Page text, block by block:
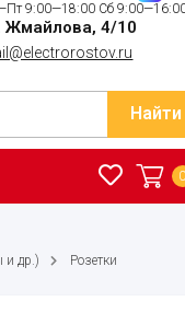
9:00—18:00 Сб
Жмайлова, 4/10
Найти
и др.)
Розетки